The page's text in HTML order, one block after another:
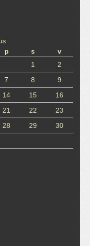
p s
v
1
2
7 8
9
14 15
16
21 22
23
28 29
30